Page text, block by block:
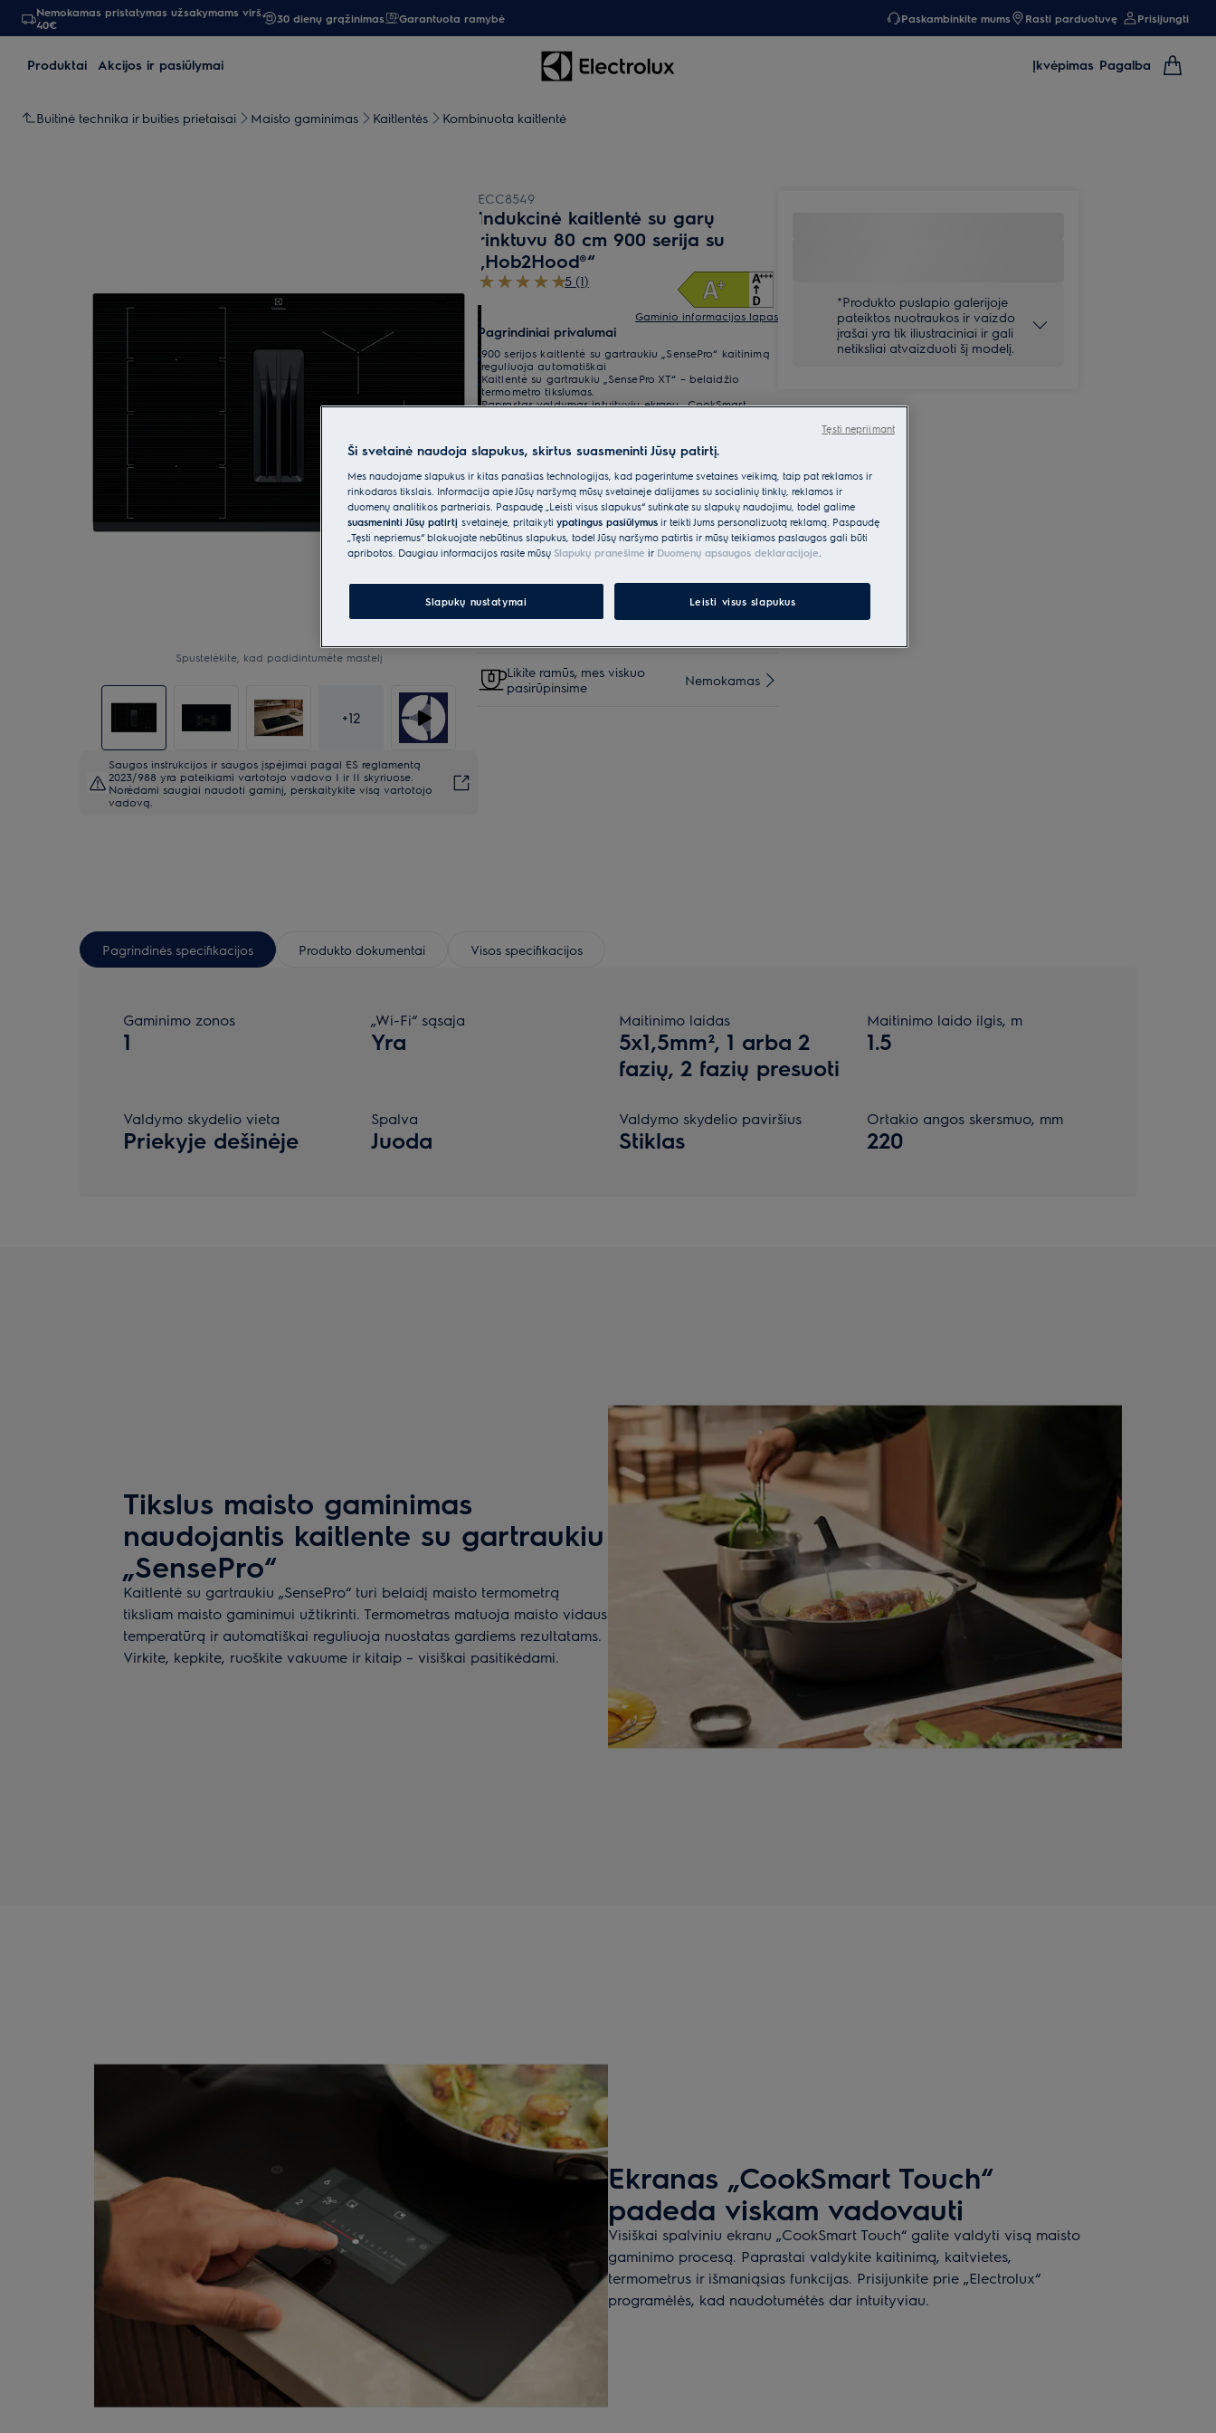
Nemokamas pristatymas užsakymams virš
40€
30 dienų grąžinimas Garantuota ramybė Paskambinkite mums Rasti parduotuvę Prisijungti
Produktai Akcijos ir pasiūlymai Įkvėpimas Pagalba
Buitinė technika ir buities prietaisai Maisto gaminimas Kaitlentės Kombinuota kaitlentė
Spustelėkite, kad padidintumėte mastelį
+12
Saugos instrukcijos ir saugos įspėjimai pagal ES reglamentą
2023/988 yra pateikiami vartotojo vadovo I ir II skyriuose.
Norėdami saugiai naudoti gaminį, perskaitykite visą vartotojo
vadovą.
ECC8549
Indukcinė kaitlentė su garų
rinktuvu 80 cm 900 serija su
„Hob2Hood®“
5 (1)
Gaminio informacijos lapas
Pagrindiniai privalumai
900 serijos kaitlentė su gartraukiu „SensePro“ kaitinimą
reguliuoja automatiškai
Kaitlentė su gartraukiu „SensePro XT“ – belaidžio
termometro tikslumas.
Paprastas valdymas intuityviu ekranu „CookSmart
Parinktys, kad pirkimo procesas būtų dar
lengvesnis
Pristatymas kurjeriu iki
namo
€40 Nemokamas
Likite ramūs, mes viskuo
pasirūpinsime
Nemokamas
*Produkto puslapio galerijoje
pateiktos nuotraukos ir vaizdo
įrašai yra tik iliustraciniai ir gali
netiksliai atvaizduoti šį modelį.
Pagrindinės specifikacijos Produkto dokumentai Visos specifikacijos
Gaminimo zonos
1
„Wi-Fi“ sąsaja
Yra
Maitinimo laidas
5x1,5mm², 1 arba 2
fazių, 2 fazių presuoti
Maitinimo laido ilgis, m
1.5
Valdymo skydelio vieta
Priekyje dešinėje
Spalva
Juoda
Valdymo skydelio paviršius
Stiklas
Ortakio angos skersmuo, mm
220
Tikslus maisto gaminimas
naudojantis kaitlente su gartraukiu
„SensePro“
Kaitlentė su gartraukiu „SensePro“ turi belaidį maisto termometrą
tiksliam maisto gaminimui užtikrinti. Termometras matuoja maisto vidaus
temperatūrą ir automatiškai reguliuoja nuostatas gardiems rezultatams.
Virkite, kepkite, ruoškite vakuume ir kitaip – visiškai pasitikėdami.
Ekranas „CookSmart Touch“
padeda viskam vadovauti
Visiškai spalviniu ekranu „CookSmart Touch“ galite valdyti visą maisto
gaminimo procesą. Paprastai valdykite kaitinimą, kaitvietes,
termometrus ir išmaniąsias funkcijas. Prisijunkite prie „Electrolux“
programėlės, kad naudotumėtės dar intuityviau.
Ši svetainė naudoja slapukus, skirtus suasmeninti Jūsų patirtį.
Mes naudojame slapukus ir kitas panašias technologijas, kad pagerintume svetainės veikimą, taip pat reklamos ir
rinkodaros tikslais. Informacija apie Jūsų naršymą mūsų svetainėje dalijamės su socialinių tinklų, reklamos ir
duomenų analitikos partneriais. Paspaudę „Leisti visus slapukus“ sutinkate su slapukų naudojimu, todėl galime
suasmeninti Jūsų patirtį svetainėje, pritaikyti ypatingus pasiūlymus ir teikti Jums personalizuotą reklamą. Paspaudę
„Tęsti nepriėmus“ blokuojate nebūtinus slapukus, todėl Jūsų naršymo patirtis ir mūsų teikiamos paslaugos gali būti
apribotos. Daugiau informacijos rasite mūsų Slapukų pranešime ir Duomenų apsaugos deklaracijoje.
Slapukų nustatymai Leisti visus slapukus
Tęsti nepriimant